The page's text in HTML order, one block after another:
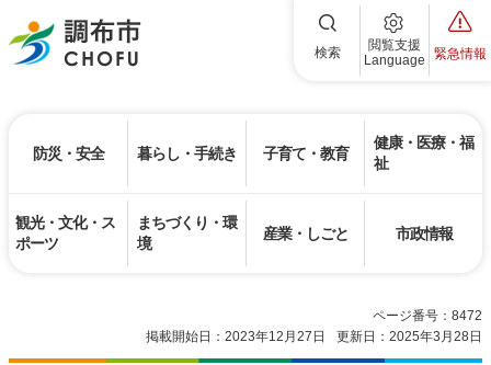
調布市 検索
閲覧支援
Language
緊急情報
防災・安全 暮らし・手続き 子育て・教育
健康・医療・福
祉
観光・文化・ス
ポーツ
まちづくり・環
境
産業・しごと 市政情報
ページ番号：8472
掲載開始日：2023年12月27日
更新日：2025年3月28日